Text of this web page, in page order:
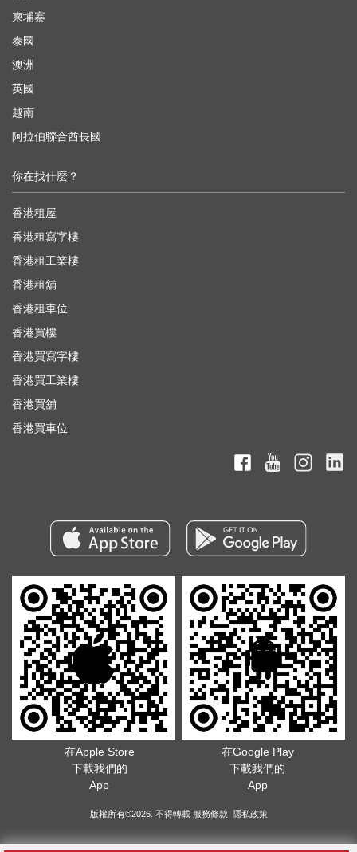
柬埔寨
泰國
澳洲
英國
越南
阿拉伯聯合酋長國
你在找什麼？
香港租屋
香港租寫字樓
香港租工業樓
香港租舖
香港租車位
香港買樓
香港買寫字樓
香港買工業樓
香港買舖
香港買車位
在Apple Store
下載我們的
App
在Google Play
下載我們的
App
版權所有©2026. 不得轉載 服務條款 隱私政策